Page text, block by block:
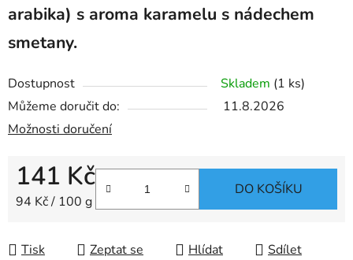
arabika) s aroma karamelu s nádechem
smetany.
Dostupnost Skladem (1 ks)
Můžeme doručit do:
11.8.2026
Možnosti doručení
141 Kč
Měrná cena:
94 Kč / 100 g
DO KOŠÍKU
Tisk Zeptat se Hlídat Sdílet